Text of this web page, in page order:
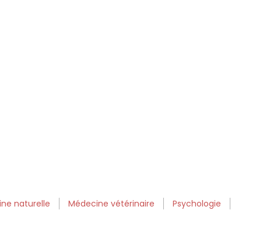
naturelle Médecine vétérinaire
Psychologie